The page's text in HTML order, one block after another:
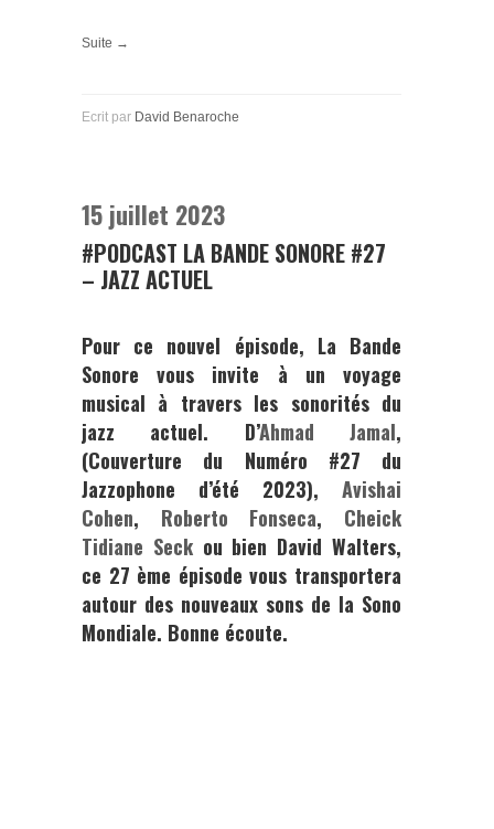
Suite →
Ecrit par David Benaroche
15 juillet 2023
#PODCAST LA BANDE SONORE #27
– JAZZ ACTUEL
Pour ce nouvel épisode, La Bande
Sonorevous invite à un voyage
musical à travers les sonorités du
jazz actuel. D’Ahmad Jamal,
(Couverture du Numéro #27 du
Jazzophone d’été 2023), Avishai
Cohen, Roberto Fonseca, Cheick
Tidiane Seckou bien David Walters,
ce 27 ème épisode vous transportera
autour des nouveaux sons de la Sono
Mondiale. Bonne écoute.